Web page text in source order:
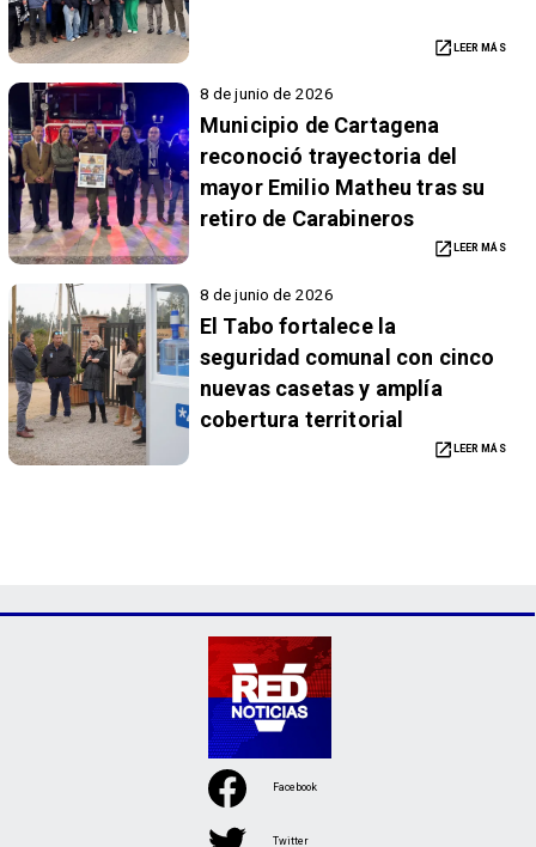
LEER MÁS
8 de junio de 2026
Municipio de Cartagena
reconoció trayectoria del
mayor Emilio Matheu tras su
retiro de Carabineros
LEER MÁS
8 de junio de 2026
El Tabo fortalece la
seguridad comunal con cinco
nuevas casetas y amplía
cobertura territorial
LEER MÁS
Facebook
Twitter